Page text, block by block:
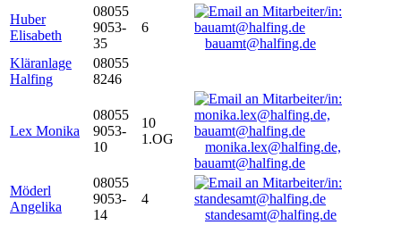
Huber
Elisabeth
08055
9053-
35
6
bauamt@halfing.de
Kläranlage
Halfing
08055
8246
Lex Monika
08055
9053-
10
10
1.OG
monika.lex@halfing.de,
bauamt@halfing.de
Möderl
Angelika
08055
9053-
14
4
standesamt@halfing.de